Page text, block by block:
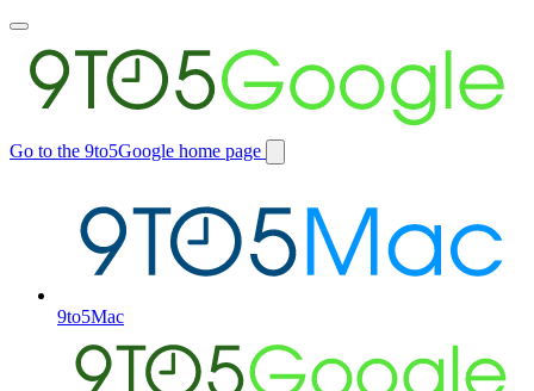
Toggle
main
menu
Go to the 9to5Google home page
Switch
9to5Mac